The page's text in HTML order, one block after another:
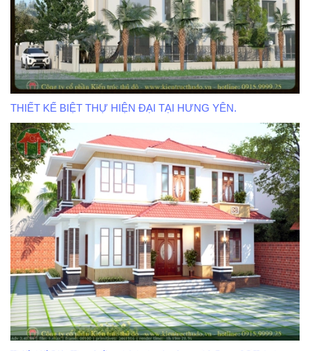
THIẾT KẾ BIỆT THỰ HIỆN ĐẠI TẠI HƯNG YÊN.